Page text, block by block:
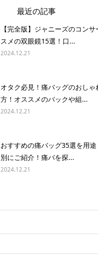
最近の記事
【完全版】ジャニーズのコン
スメの双眼鏡15選！口...
2024.12.21
オタク必見！痛バッグのおしゃ
方！オススメのバックや組...
2024.12.21
おすすめの痛バッグ35選を用
別にご紹介！痛バを探...
2024.12.21